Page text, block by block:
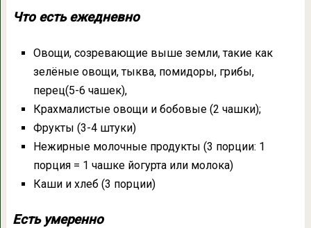
Что есть ежедневно
Овощи, созревающие выше земли, такие как
зелёные овощи, тыква, помидоры, грибы,
перец(5-6 чашек),
Крахмалистые овощи и бобовые (2 чашки);
Фрукты (3-4 штуки)
Нежирные молочные продукты (3 порции: 1
порция = 1 чашке йогурта или молока)
Каши и хлеб (3 порции)
Есть умеренно